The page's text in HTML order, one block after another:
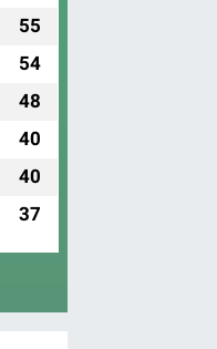
55
54
48
40
40
37